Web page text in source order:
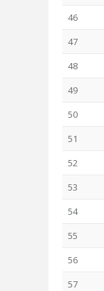
46
47
48
49
50
51
52
53
54
55
56
57